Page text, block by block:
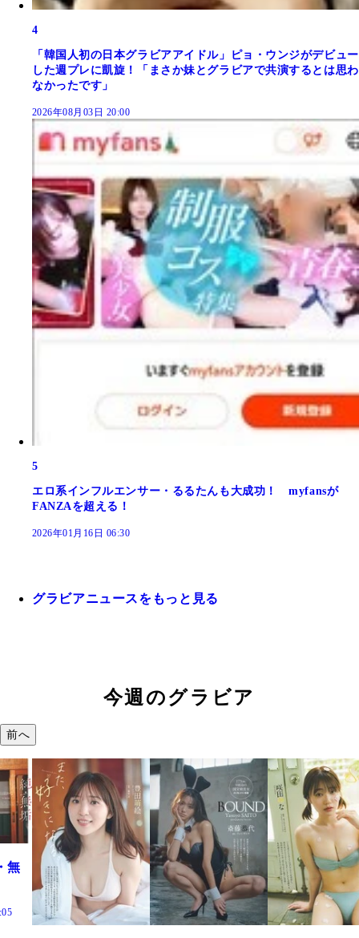
4
「韓国人初の日本グラビアアイドル」ピョ・ウンジがデビュー
した週プレに凱旋！「まさか妹とグラビアで共演するとは思わ
なかったです」
2026年08月03日 20:00
5
エロ系インフルエンサー・るるたんも大成功！ myfansが
FANZAを超える！
2026年01月16日 06:30
グラビアニュースをもっと見る
今週のグラビア
前へ